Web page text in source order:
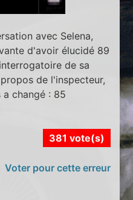
avec Selena,
d'avoir élucidé 89
de sa
de l'inspecteur,
changé : 85
381 vote(s)
Voter pour cette erreur